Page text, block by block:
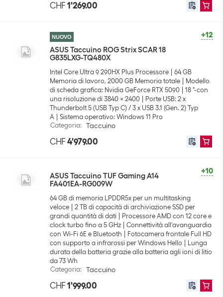
CHF 1'269.00
+12
NUOVO
ASUS Taccuino ROG Strix SCAR 18
G835LXG-TQ480X
Intel Core Ultra 9 290HX Plus Processore
64 GB
Memoria di lavoro, 2000 GB Memoria totale
Modello
di scheda grafica: Nvidia GeForce RTX 5090
18 "-con
una risoluzione di 3840 x 2400
Porte USB: 2 x
Thunderbolt 5 (USB Typ C) / 3 x USB 3.1 (Gen. 2) Typ
A
Sistema operativo: Windows 11 Pro
Categoria: Taccuino
CHF 4'979.00
+10
ASUS Taccuino TUF Gaming A14
FA401EA-RG009W
64 GB di memoria LPDDR5x per un multitasking
veloce
2 TB di capacità di archiviazione SSD per
grandi quantità di dati
Processore AMD con 12 core e
clock turbo fino a 5 GHz
Connettività all'avanguardia
con Wi-Fi 6E e Bluetooth
Fotocamera frontale Full HD
con supporto a infrarossi per Windows Hello
Lunga
durata della batteria grazie alla batteria agli ioni di litio
da 73 Wh
Categoria: Taccuino
CHF 1'999.00